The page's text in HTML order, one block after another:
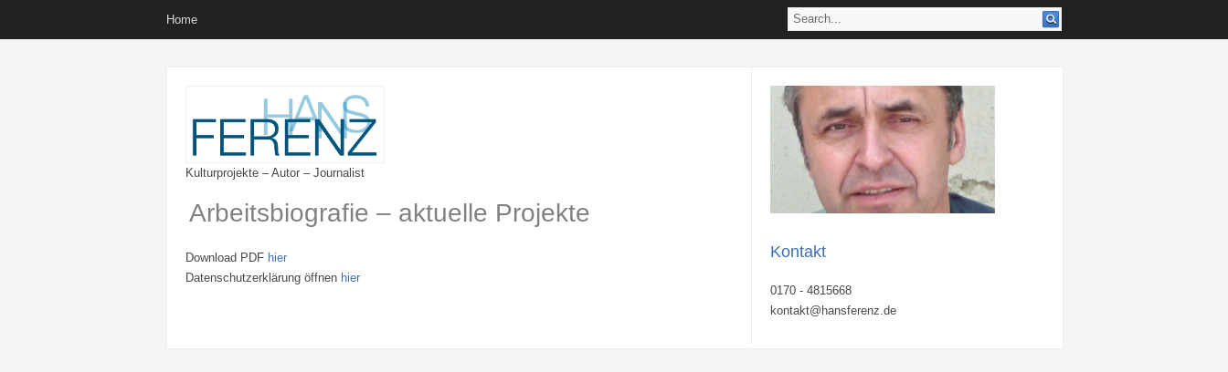
Home
Kulturprojekte – Autor – Journalist
Arbeitsbiografie – aktuelle Projekte
Download PDF hier
Datenschutzerklärung öffnen hier
Kontakt
0170 - 4815668
kontakt@hansferenz.de